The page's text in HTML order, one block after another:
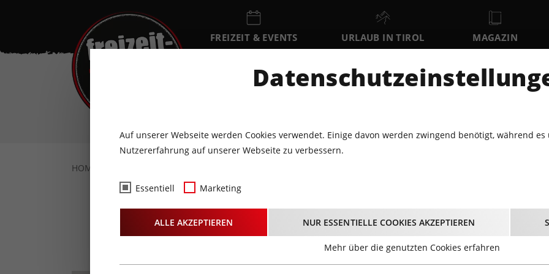
FREIZEIT & EVENTS URLAUB IN TIROL MAGAZIN
EVENTKALENDER
MO DI MI 13
HOME
Abendfahrt bei den
12.08.2026 - Beginn 17:00 Uhr
Auf unserer Webseite werden Cookies verwendet. Einige davon werden zwingend benötigt, während
Nutzererfahrung auf unserer Webseite zu verbessern.
Essentiell Marketing
ALLE AKZEPTIEREN NUR ESSENTIELLE COOKIES AKZEPTIEREN
Mehr über die genutzten Cookies erfahren